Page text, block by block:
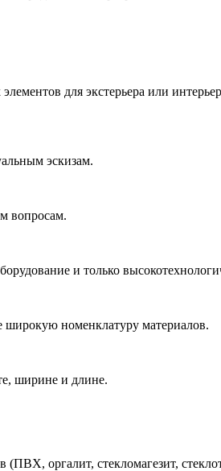
эскизам.
вопросам.
и только
широкую номенклатуру материалов.
ширине и длине.
оргалит, стекломагезит,